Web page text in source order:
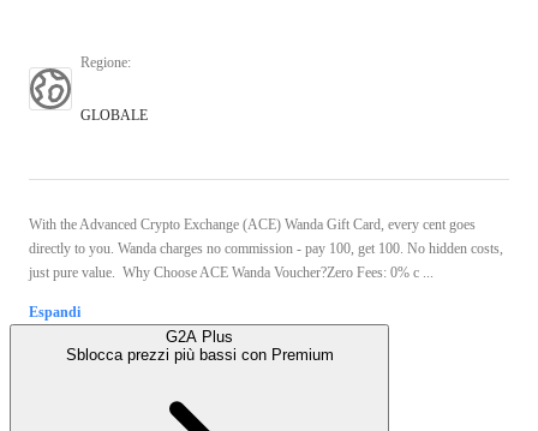
Regione:
GLOBALE
With the Advanced Crypto Exchange (ACE) Wanda Gift Card, every cent goes
directly to you. Wanda charges no commission - pay 100, get 100. No hidden costs,
just pure value. Why Choose ACE Wanda Voucher?Zero Fees: 0% c ...
Espandi
G2A Plus
Sblocca prezzi più bassi con Premium